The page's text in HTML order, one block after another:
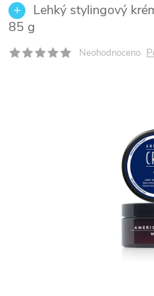
Lehký stylingový
85 g
Neohodnoceno